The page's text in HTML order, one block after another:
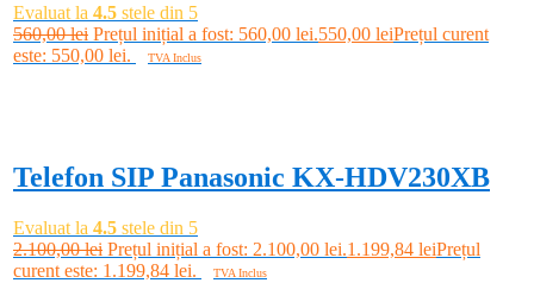
Evaluat la 4.5 stele din 5
560,00lei Prețul inițial a fost: 560,00 lei.550,00 leiPrețul curent
este: 550,00 lei.
TVA Inclus
Telefon SIP Panasonic KX-HDV230XB
Evaluat la 4.5 stele din 5
2.100,00lei Prețul inițial a fost: 2.100,00 lei.1.199,84 leiPrețul
curent este: 1.199,84 lei.
TVA Inclus